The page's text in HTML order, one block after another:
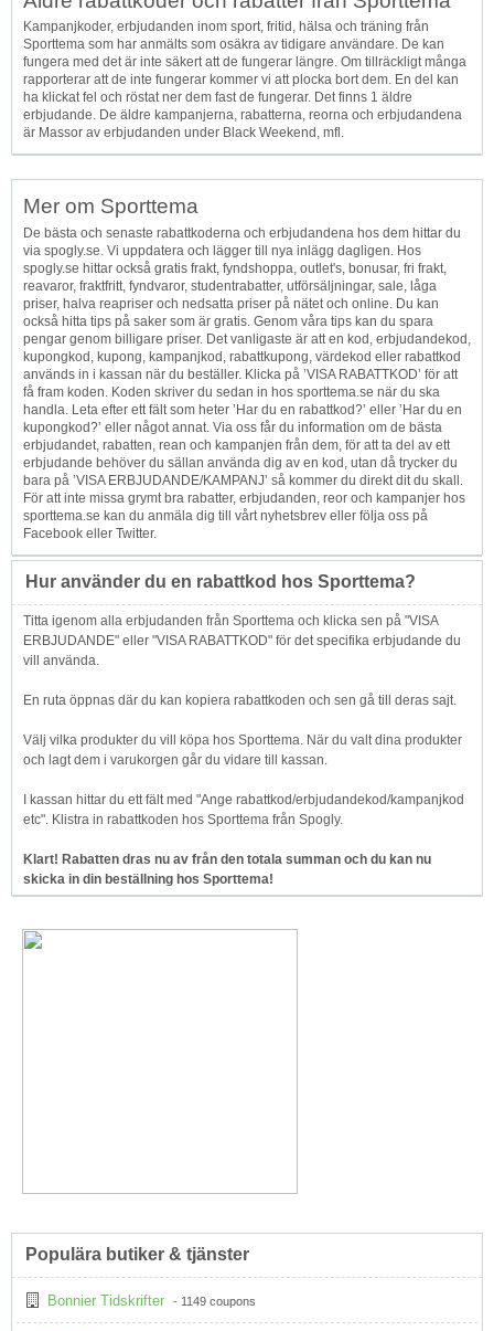
Kampanjkoder, erbjudanden inom sport, fritid, hälsa och träning från
Sporttema som har anmälts som osäkra av tidigare användare. De kan
fungera med det är inte säkert att de fungerar längre. Om tillräckligt många
rapporterar att de inte fungerar kommer vi att plocka bort dem. En del kan
ha klickat fel och röstat ner dem fast de fungerar. Det finns 1 äldre
erbjudande. De äldre kampanjerna, rabatterna, reorna och erbjudandena
är Massor av erbjudanden under Black Weekend, mfl.
Mer om Sporttema
De bästa och senaste rabattkoderna och erbjudandena hos dem hittar du
via spogly.se. Vi uppdatera och lägger till nya inlägg dagligen. Hos
spogly.se hittar också gratis frakt, fyndshoppa, outlet's, bonusar, fri frakt,
reavaror, fraktfritt, fyndvaror, studentrabatter, utförsäljningar, sale, låga
priser, halva reapriser och nedsatta priser på nätet och online. Du kan
också hitta tips på saker som är gratis. Genom våra tips kan du spara
pengar genom billigare priser. Det vanligaste är att en kod, erbjudandekod,
kupongkod, kupong, kampanjkod, rabattkupong, värdekod eller rabattkod
används in i kassan när du beställer. Klicka på ’VISA RABATTKOD’ för att
få fram koden. Koden skriver du sedan in hos sporttema.se när du ska
handla. Leta efter ett fält som heter ’Har du en rabattkod?’ eller ’Har du en
kupongkod?’ eller något annat. Via oss får du information om de bästa
erbjudandet, rabatten, rean och kampanjen från dem, för att ta del av ett
erbjudande behöver du sällan använda dig av en kod, utan då trycker du
bara på ’VISA ERBJUDANDE/KAMPANJ’ så kommer du direkt dit du skall.
För att inte missa grymt bra rabatter, erbjudanden, reor och kampanjer hos
sporttema.se kan du anmäla dig till vårt nyhetsbrev eller följa oss på
Facebook eller Twitter.
Hur använder du en rabattkod hos Sporttema?
Titta igenom alla erbjudanden från Sporttema och klicka sen på "VISA
ERBJUDANDE" eller "VISA RABATTKOD" för det specifika erbjudande du
vill använda.
En ruta öppnas där du kan kopiera rabattkoden och sen gå till deras sajt.
Välj vilka produkter du vill köpa hos Sporttema. När du valt dina produkter
och lagt dem i varukorgen går du vidare till kassan.
I kassan hittar du ett fält med "Ange rabattkod/erbjudandekod/kampanjkod
etc". Klistra in rabattkoden hos Sporttema från Spogly.
Klart! Rabatten dras nu av från den totala summan och du kan nu
skicka in din beställning hos Sporttema!
Populära butiker & tjänster
Bonnier Tidskrifter - 1149 coupons